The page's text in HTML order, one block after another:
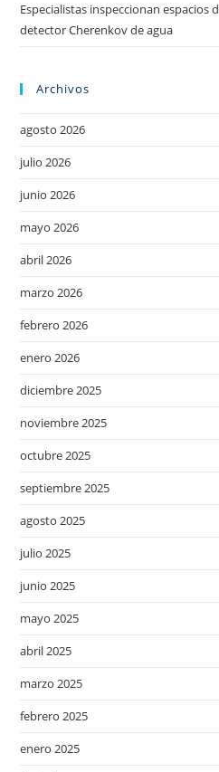
Especialistas inspeccionan espacios
detector Cherenkov de agua
Archivos
agosto 2026
julio 2026
junio 2026
mayo 2026
abril 2026
marzo 2026
febrero 2026
enero 2026
diciembre 2025
noviembre 2025
octubre 2025
septiembre 2025
agosto 2025
julio 2025
junio 2025
mayo 2025
abril 2025
marzo 2025
febrero 2025
enero 2025